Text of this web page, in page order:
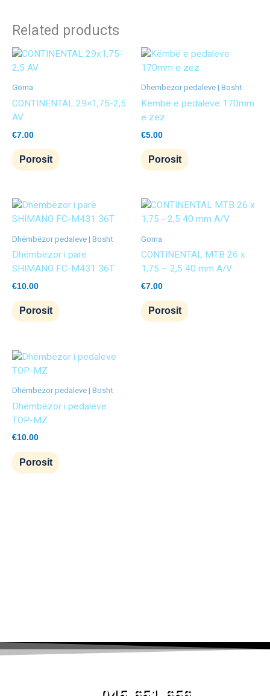
Related products
Goma
CONTINENTAL 29×1,75-2,5
AV
€7.00
Porosit
Dhëmbëzor pedaleve | Bosht
Këmbë e pedaleve 170mm
e zez
€5.00
Porosit
Dhëmbëzor pedaleve | Bosht
Dhëmbëzor i parë
SHIMANO FC-M431 36T
€10.00
Porosit
Goma
CONTINENTAL MTB 26 x
1,75 – 2,5 40 mm A/V
€7.00
Porosit
Dhëmbëzor pedaleve | Bosht
Dhëmbëzor i pedaleve
TOP-MZ
€10.00
Porosit